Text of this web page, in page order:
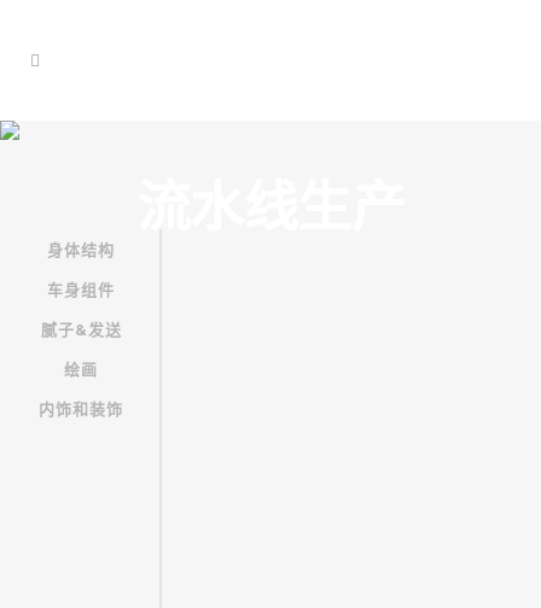
流水线生产
身体结构
车身组件
腻子&发送
绘画
内饰和装饰